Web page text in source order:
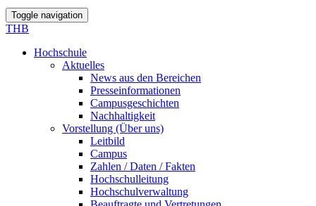
Toggle navigation
THB
Hochschule
Aktuelles
News aus den Bereichen
Presseinformationen
Campusgeschichten
Nachhaltigkeit
Vorstellung (Über uns)
Leitbild
Campus
Zahlen / Daten / Fakten
Hochschulleitung
Hochschulverwaltung